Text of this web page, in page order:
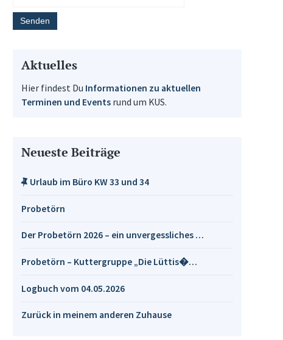
Aktuelles
Hier findest Du Informationen zu aktuellen
Terminen und Eventsrund um KUS.
Neueste Beiträge
Urlaub im Büro KW 33 und 34
Probetörn
Der Probetörn 2026 – ein unvergessliches …
Probetörn – Kuttergruppe „Die Lüttis�…
Logbuch vom 04.05.2026
Zurück in meinem anderen Zuhause